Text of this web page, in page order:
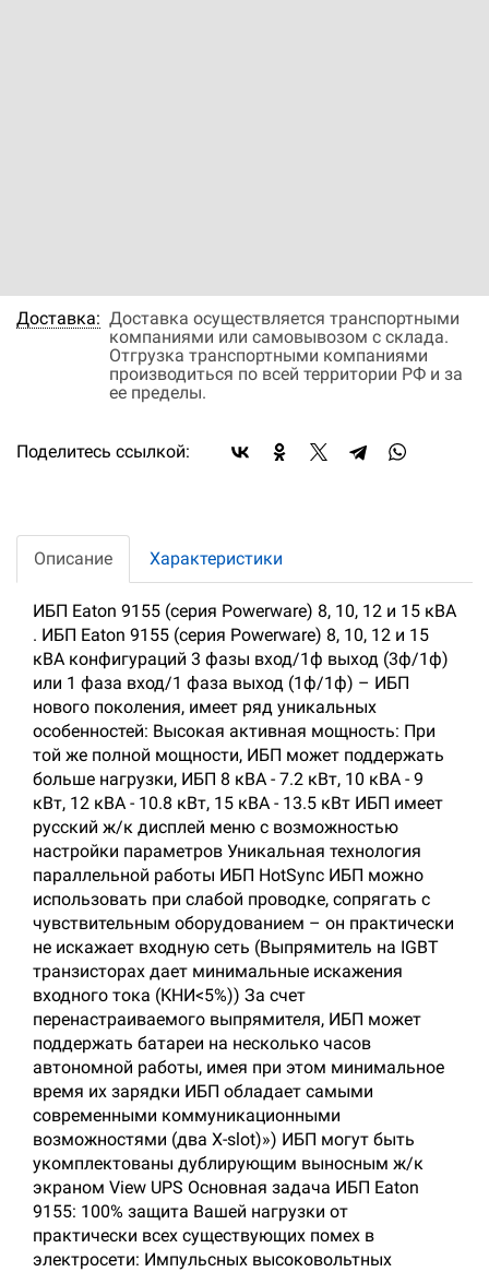
Доставка: Доставка осуществляется транспортными
компаниями или самовывозом с склада.
Отгрузка транспортными компаниями
производиться по всей территории РФ и за
ее пределы.
Поделитесь ссылкой:
Описание Характеристики
ИБП Eaton 9155 (серия Powerware) 8, 10, 12 и 15 кВА
. ИБП Eaton 9155 (серия Powerware) 8, 10, 12 и 15
кВА конфигураций 3 фазы вход/1ф выход (3ф/1ф)
или 1 фаза вход/1 фаза выход (1ф/1ф) – ИБП
нового поколения, имеет ряд уникальных
особенностей: Высокая активная мощность: При
той же полной мощности, ИБП может поддержать
больше нагрузки, ИБП 8 кВА - 7.2 кВт, 10 кВА - 9
кВт, 12 кВА - 10.8 кВт, 15 кВА - 13.5 кВт ИБП имеет
русский ж/к дисплей меню с возможностью
настройки параметров Уникальная технология
параллельной работы ИБП HotSync ИБП можно
использовать при слабой проводке, сопрягать с
чувствительным оборудованием – он практически
не искажает входную сеть (Выпрямитель на IGBT
транзисторах дает минимальные искажения
входного тока (КНИ<5%)) За счет
перенастраиваемого выпрямителя, ИБП может
поддержать батареи на несколько часов
автономной работы, имея при этом минимальное
время их зарядки ИБП обладает самыми
современными коммуникационными
возможностями (два X-slot)») ИБП могут быть
укомплектованы дублирующим выносным ж/к
экраном View UPS Основная задача ИБП Eaton
9155: 100% защита Вашей нагрузки от
практически всех существующих помех в
электросети: Импульсных высоковольтных